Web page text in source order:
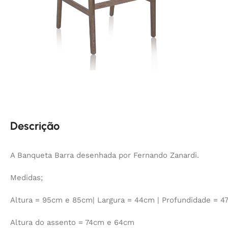
Descrição
A Banqueta Barra desenhada por Fernando Zanardi.
Medidas;
Altura = 95cm e 85cm| Largura = 44cm | Profundidade =
Altura do assento = 74cm e 64cm